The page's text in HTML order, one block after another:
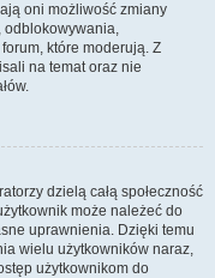
oni możliwość zmiany
odblokowywania,
które moderują. Z
na temat oraz nie
dzielą całą społeczność
może należeć do
uprawnienia. Dzięki temu
wielu użytkowników naraz,
użytkownikom do